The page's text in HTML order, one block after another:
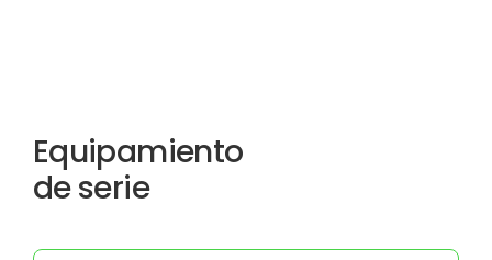
Equipamiento
de serie